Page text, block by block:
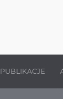
PUBLIKACJE